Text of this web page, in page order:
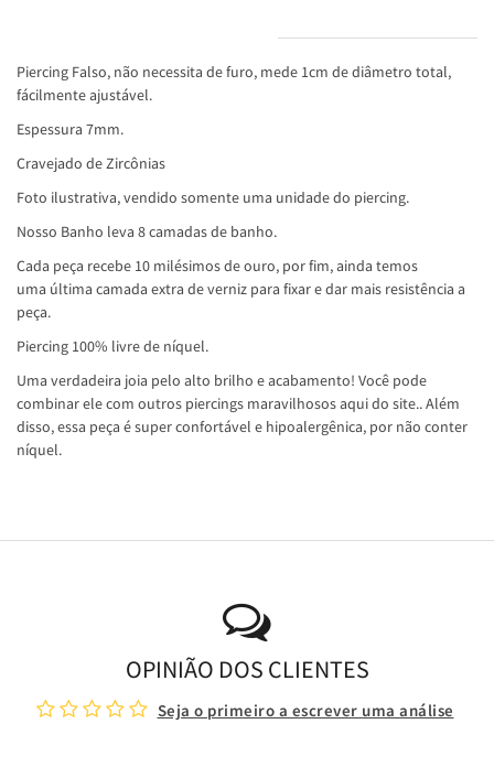
Piercing Falso, não necessita de furo, mede 1cm de diâmetro total,
fácilmente ajustável.
Espessura 7mm.
Cravejado de Zircônias
Foto ilustrativa, vendido somente uma unidade do piercing.
Nosso Banho leva 8 camadas de banho.
Cada peça recebe 10 milésimos de ouro, por fim, ainda temos
uma última camada extra de verniz para fixar e dar mais resistência a
peça.
Piercing 100% livre de níquel.
Uma verdadeira joia pelo alto brilho e acabamento! Você pode
combinar ele com outros piercings maravilhosos aqui do site.. Além
disso, essa peça é super confortável e hipoalergênica, por não conter
níquel.
OPINIÃO DOS CLIENTES
Seja o primeiro a escrever uma análise